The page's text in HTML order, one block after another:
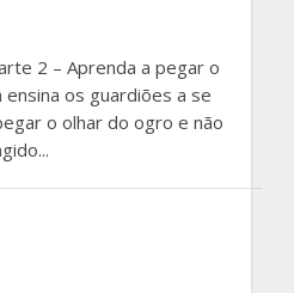
2 – Aprenda a pegar o
os guardiões a se
o olhar do ogro e não